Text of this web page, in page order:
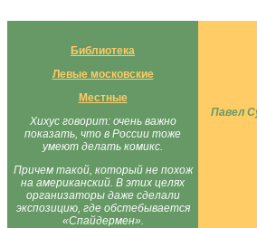
Библиотека
Левые московские
Местные
Хихус говорит: очень важно
показать, что в России тоже
умеют делать комикс.
Причем такой, который не похож
на американский. В этих целях
организаторы даже сделали
экспозицию, где обстебывается
«Спайдермен».
Павел